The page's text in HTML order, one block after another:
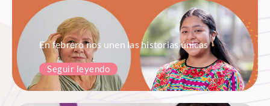
En febrero nos unen las historias únicas
Seguir leyendo